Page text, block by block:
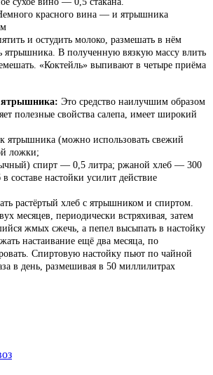
красного вина — и ятрышника
и остудить молоко, размешать в нём
ятрышника. В полученную вязкую массу влить
«Коктейль» выпивают в четыре приёма
ятрышника: Это средство наилучшим образом
полезные свойства салепа, имеет широкий
ятрышника (можно использовать свежий
ложки;
спирт — 0,5 литра; ржаной хлеб — 300
составе настойки усилит действие
растёртый хлеб с ятрышником и спиртом.
месяцев, периодически встряхивая, затем
жмых сжечь, а пепел высыпать в настойку
настаивание ещё два месяца, по
Спиртовую настойку пьют по чайной
в день, размешивая в 50 миллилитрах